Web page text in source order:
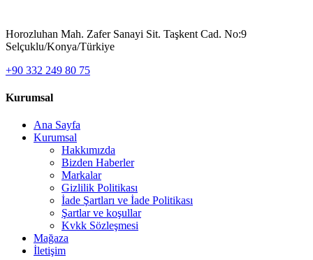
Horozluhan Mah. Zafer Sanayi Sit. Taşkent Cad. No:9
Selçuklu/Konya/Türkiye
+90 332 249 80 75
Kurumsal
Ana Sayfa
Kurumsal
Hakkımızda
Bizden Haberler
Markalar
Gizlilik Politikası
İade Şartları ve İade Politikası
Şartlar ve koşullar
Kvkk Sözleşmesi
Mağaza
İletişim